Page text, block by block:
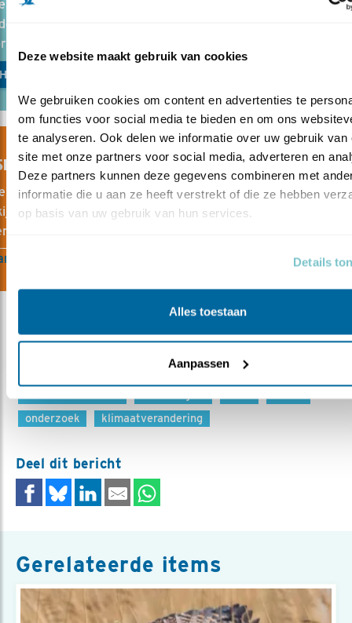
Deze website maakt gebruik van cookies
We gebruiken cookies om content en advertenties te
om functies voor social media te bieden en om ons
te analyseren. Ook delen we informatie over uw gebruik van
site met onze partners voor social media, adverteren en
Deze partners kunnen deze gegevens combineren met
informatie die u aan ze heeft verstrekt of die ze hebben
op basis van uw gebruik van hun services.
Details
Alles toestaan
Aanpassen
gratis vogelcursus voor beginners leer je in 10 vogellessen
vogels en hun geluiden herkennen. Met handige tips,
Je ontvangt direct de eerste vogelles per mail.
GRATIS CURSUS
VOGELBESCHERMING
webshop vind je alles voor en over vogels. Van vogelgidsen
tot nestkasten en vogelvoer. Met elke aankoop steun
help je kwetsbare vogels beschermen.
de webshop
onderzoek
klimaatverandering
Deel dit bericht
Gerelateerde items